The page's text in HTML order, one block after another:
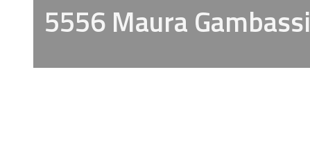
5556 Maura Gambassi